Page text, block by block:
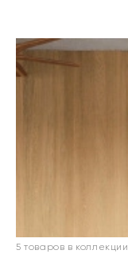
5 товаров в коллекции